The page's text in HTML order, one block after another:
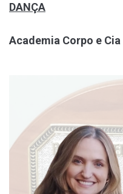
DANÇA
Academia Corpo e Cia